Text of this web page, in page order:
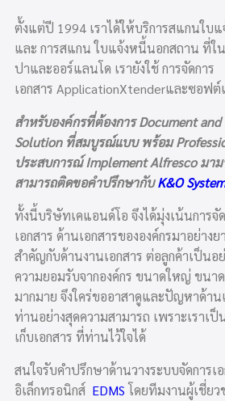
ตั้งแต่ปี 1994 เราได้ให้บริการสแกนใบ
และ การสแกนใบแจ้งหนี้นอกสถาน ที่ใ
ปาและออร์แลนโด เรายังใช้ การจัดการ
เอกสาร ApplicationXtenderและซอฟต์
สำหรับองค์กรที่ต้องการ Document
Solution ที่สมบูรณ์แบบ พร้อม
ประสบการณ์ Implement Alfresco มาม
สามารถติดขอคำปรึกษากับK&O
ทั้งนี้บริษัทเคแอนด์โอ จึงได้มุ่งเน้นการจั
เอกสาร ด้านเอกสารขององค์กรมาอย่าง
สำคัญกับด้านงานเอกสาร ต่อลูกค้าเป็นอ
ความยอมรับจากองค์กร ขนาดใหญ่ ขนา
มากมาย จึงใคร่ขออาสาดูและปัญหาด้าน
ท่านอย่างสุดความสามารถ เพราะเราเ
เก็บเอกสาร ที่ท่านไว้ใจได้
สนใจรับคำปรึกษาด้านวางระบบจัดการเ
อิเล็กทรอนิกส์ EDMS โดยทีมงานผู้เชี่ยว